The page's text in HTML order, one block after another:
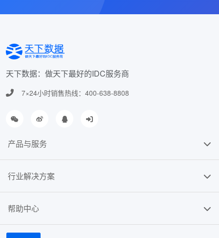
天下数据：做天下最好的IDC服务商
7×24小时销售热线：400-638-8808
产品与服务
行业解决方案
帮助中心